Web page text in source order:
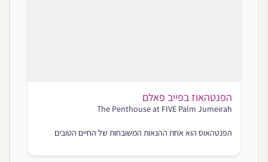
הפנטהאוז בפייב פאלם
The Penthouse at FIVE Palm Jumeirah
הפנטהאוס הוא אחת ההנאות המשובחות של החיים הטובים